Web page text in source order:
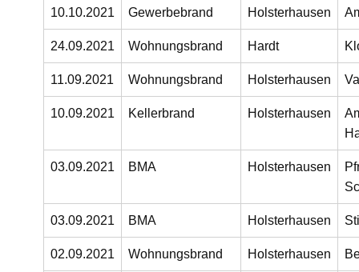
10.10.2021 Gewerbebrand Holsterhausen
24.09.2021 Wohnungsbrand Hardt
11.09.2021 Wohnungsbrand Holsterhausen
10.09.2021 Kellerbrand Holsterhausen
03.09.2021 BMA Holsterhausen
03.09.2021 BMA Holsterhausen
02.09.2021 Wohnungsbrand Holsterhausen